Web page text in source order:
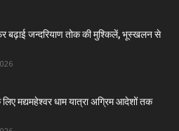
बढ़ाई जन्दरियाण तोक की मुश्किलें, भूस्खलन से
मद्यमहेश्वर धाम यात्रा अग्रिम आदेशों तक